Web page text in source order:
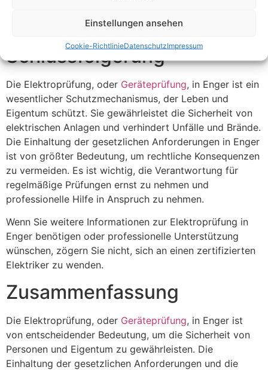
Einstellungen ansehen
Cookie-RichtlinieDatenschutzImpressum
regelmäßig durchgeführt wird.
Schlussfolgerung
Die Elektroprüfung, oder Geräteprüfung, in Enger ist ein
wesentlicher Schutzmechanismus, der Leben und
Eigentum schützt. Sie gewährleistet die Sicherheit von
elektrischen Anlagen und verhindert Unfälle und Brände.
Die Einhaltung der gesetzlichen Anforderungen in Enger
ist von größter Bedeutung, um rechtliche Konsequenzen
zu vermeiden. Es ist wichtig, die Verantwortung für
regelmäßige Prüfungen ernst zu nehmen und
professionelle Hilfe in Anspruch zu nehmen.
Wenn Sie weitere Informationen zur Elektroprüfung in
Enger benötigen oder professionelle Unterstützung
wünschen, zögern Sie nicht, sich an einen zertifizierten
Elektriker zu wenden.
Zusammenfassung
Die Elektroprüfung, oder Geräteprüfung, in Enger ist
von entscheidender Bedeutung, um die Sicherheit von
Personen und Eigentum zu gewährleisten. Die
Einhaltung der gesetzlichen Anforderungen und die